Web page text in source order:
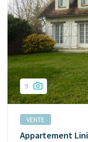
9
VENTE
Appartement